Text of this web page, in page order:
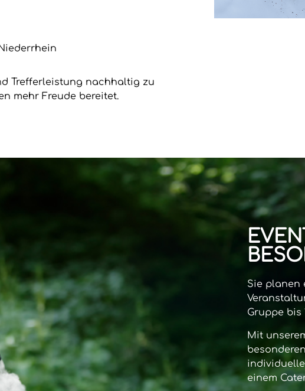
Trefferleistung nachhaltig zu
mehr Freude bereitet.
Sie planen
Gruppe bis
Mit
einem